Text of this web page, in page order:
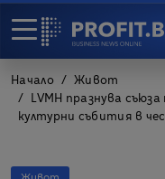
Начало
Живот
LVMH празнува
културни събития в